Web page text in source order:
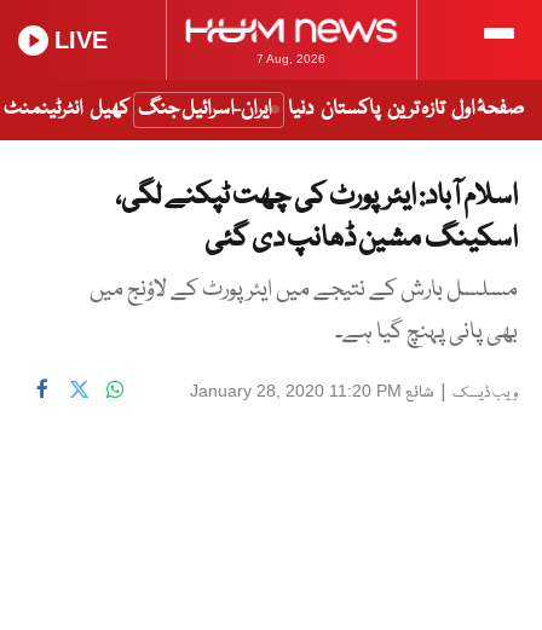
7 Aug, 2026
LIVE
صفحۂ اول تازہ ترین پاکستان دنیا ایران-اسرائیل جنگ کھیل انٹرٹینمنٹ
اسلام آباد: ایئرپورٹ کی چھت ٹپکنے لگی،
اسکینگ مشین ڈھانپ دی گئی
مسلسل بارش کے نتیجے میں ایئرپورٹ کے لاؤنج میں
بھی پانی پہنچ گیا ہے۔
ویب ڈیسک | شائع January 28, 2020 11:20 PM